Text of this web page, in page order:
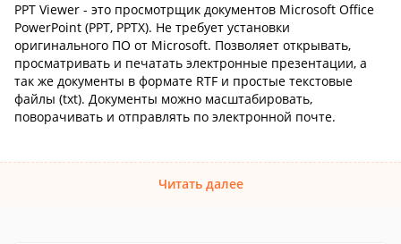
PPT Viewer - это просмотрщик документов Microsoft Office
PowerPoint (PPT, PPTX). Не требует установки
оригинального ПО от Microsoft. Позволяет открывать,
просматривать и печатать электронные презентации, а
так же документы в формате RTF и простые текстовые
файлы (txt). Документы можно масштабировать,
поворачивать и отправлять по электронной почте.
Читать далее